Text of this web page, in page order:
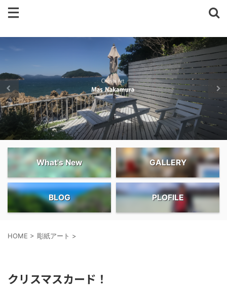
What's New GALLERY
BLOG PLOFILE
HOME > 彫紙アート >
クリスマスカード！